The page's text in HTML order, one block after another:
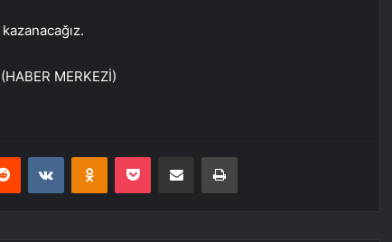
MERKEZİ)
Reddit VKontakteOdnoklassniki
Pocket E-Posta ile paylaş Yazdır